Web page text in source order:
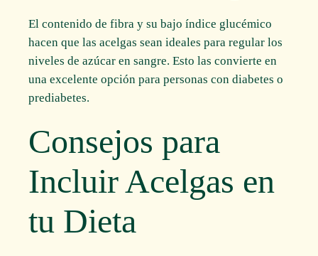
El contenido de fibra y su bajo índice glucémico
hacen que las acelgas sean ideales para regular los
niveles de azúcar en sangre. Esto las convierte en
una excelente opción para personas con diabetes o
prediabetes.
Consejos para
Incluir Acelgas en
tu Dieta